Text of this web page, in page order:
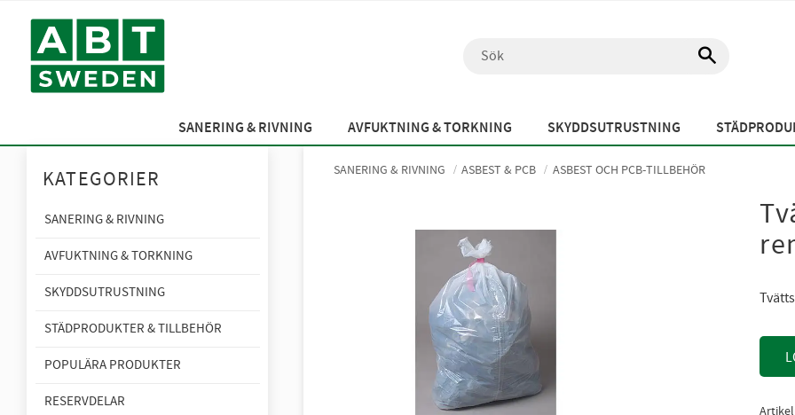
SANERING & RIVNING AVFUKTNING & TORKNING SKYDDSUTRUSTNING
SANERING & RIVNING ASBEST & PCB ASBEST OCH PCB-TILLBEHÖR
KATEGORIER
SANERING & RIVNING
AVFUKTNING & TORKNING
SKYDDSUTRUSTNING
STÄDPRODUKTER & TILLBEHÖR
POPULÄRA PRODUKTER
RESERVDELAR